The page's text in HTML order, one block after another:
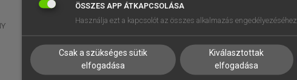
EGYÉNI FELHASZNÁLÓKNAK
TANULÓKNAK
VÁLLALATI MEGOLDÁSOK
SÚGÓ
RÓLUNK
SÜTI BEÁLLÍTÁSOK
ÖSSZES APP ÁTKAPCSOLÁSA
Használja ezt a kapcsolót az összes alkalmazás
Csak a szükséges sütik
elfogadása
Kiválasztottak
elfogadása